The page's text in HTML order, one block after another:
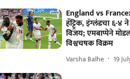
England vs
हॅट्ट्रिक, इंग्लंडचा ६-
विजय; एमबाप्पेने
विश्वचषक विक्रम
Varsha Balhe 19